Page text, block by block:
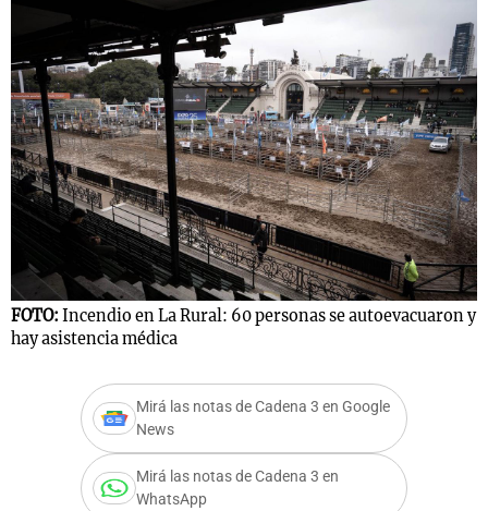
FOTO: Incendio en La Rural: 60 personas se autoevacuaron y
hay asistencia médica
Mirá las notas de Cadena 3 en Google
News
Mirá las notas de Cadena 3 en
WhatsApp